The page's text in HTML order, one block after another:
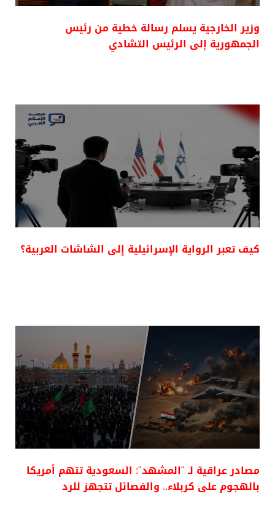
وزير الخارجية يسلم رسالة خطية من رئيس
الجمهورية إلى الرئيس التشادي
كيف تعبر الرواية الإسرائيلية إلى الشاشات العربية؟
مصادر عراقية لـ "المشهد": السعودية تتهم أمريكا
بالهجوم على كربلاء.. والفصائل تتجهز للرد